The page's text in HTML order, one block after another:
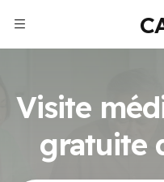
Visite
gratuite